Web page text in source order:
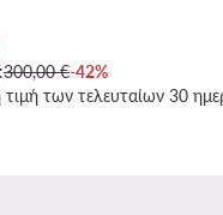
172,99 €
300,00 €-42%
των τελευταίων 30